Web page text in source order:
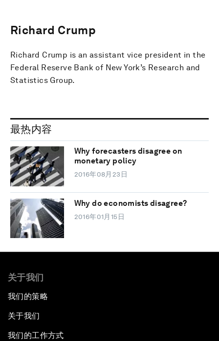
Richard Crump
Richard Crump is an assistant vice president in the
Federal Reserve Bank of New York’s Research and
Statistics Group.
最热内容
Why forecasters disagree on
monetary policy
2016年08月23日
Why do economists disagree?
2016年01月15日
关于我们
我们的策略
关于我们
我们的工作方式